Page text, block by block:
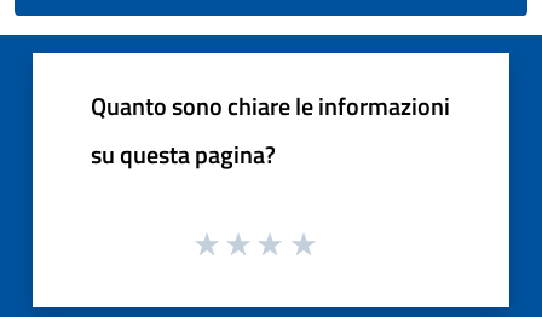
Quanto sono chiare le informazioni
su questa pagina?